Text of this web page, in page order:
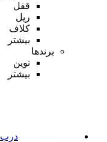
قفل
ریل
کلاف
بیشتر
برندها
نوین
بیشتر
درب